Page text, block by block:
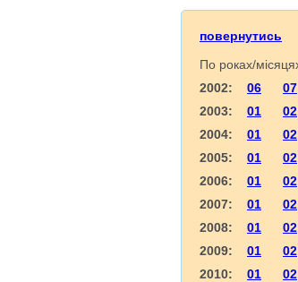
повернутись
По роках/
2002: 06 07
2003: 01 02
2004: 01 02
2005: 01 02
2006: 01 02
2007: 01 02
2008: 01 02
2009: 01 02
2010: 01 02